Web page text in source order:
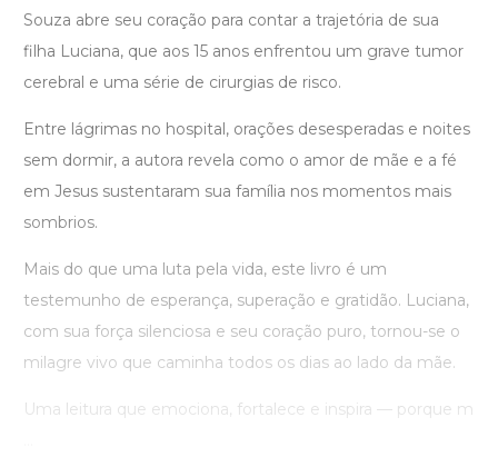
Souza abre seu coração para contar a trajetória de sua
filha Luciana, que aos 15 anos enfrentou um grave tumor
cerebral e uma série de cirurgias de risco.
Entre lágrimas no hospital, orações desesperadas e noites
sem dormir, a autora revela como o amor de mãe e a fé
em Jesus sustentaram sua família nos momentos mais
sombrios.
Mais do que uma luta pela vida, este livro é um
testemunho de esperança, superação e gratidão. Luciana,
com sua força silenciosa e seu coração puro, tornou-se o
milagre vivo que caminha todos os dias ao lado da mãe.
Uma leitura que emociona, fortalece e inspira — porque m